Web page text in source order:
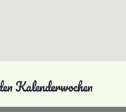
Kalenderwochen